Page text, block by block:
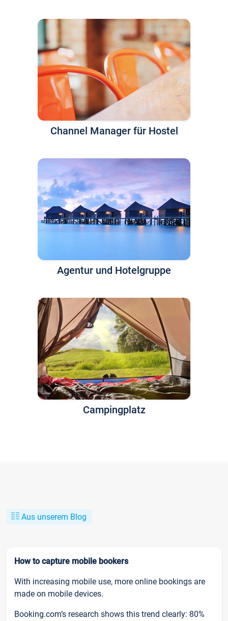
Channel Manager für Hostel
Agentur und Hotelgruppe
Campingplatz
Aus unserem Blog
How to capture mobile bookers
With increasing mobile use, more online bookings are
made on mobile devices.
Booking.com’s research shows this trend clearly: 80%